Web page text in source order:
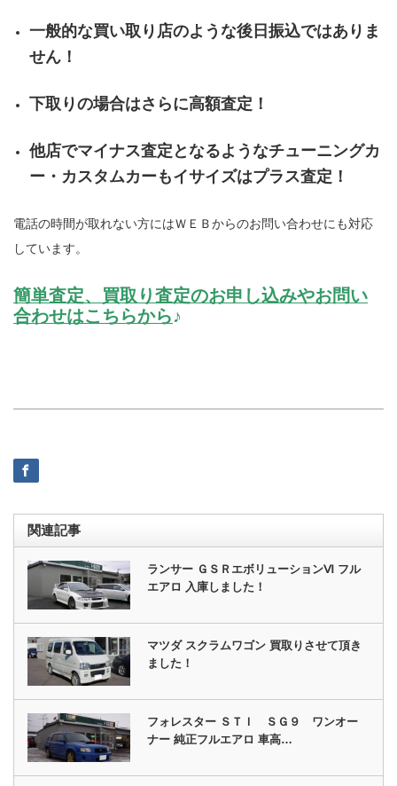
一般的な買い取り店のような後日振込ではありま
せん！
下取りの場合はさらに高額査定！
他店でマイナス査定となるようなチューニングカ
ー・カスタムカーもイサイズはプラス査定！
電話の時間が取れない方にはＷＥＢからのお問い合わせにも対応
しています。
簡単査定、買取り査定のお申し込みやお問い
合わせはこちらから♪
関連記事
ランサー ＧＳＲエボリューションⅥ フル
エアロ 入庫しました！
マツダ スクラムワゴン 買取りさせて頂き
ました！
フォレスター ＳＴＩ ＳＧ９ ワンオー
ナー 純正フルエアロ 車高…